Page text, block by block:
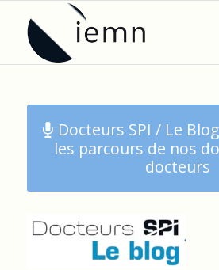
Docteurs SPI / Le
les parcours de nos
docteurs